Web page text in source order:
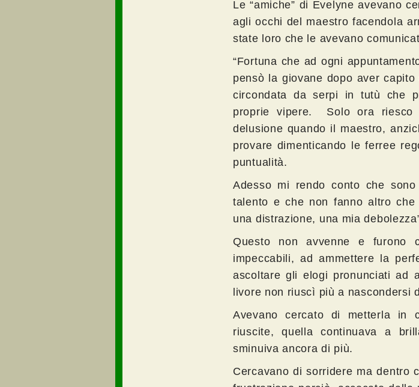
Le “amiche” di Evelyne avevano
agli occhi del maestro facendola
state loro che le avevano
“Fortuna che ad ogni
pensò la giovane dopo aver
circondata da serpi in tutù che
proprie vipere. Solo ora
delusione quando il maestro,
provare dimenticando le ferree
puntualità.
Adesso mi rendo conto che
talento e che non fanno altro
una distrazione, una mia
Questo non avvenne e furono
impeccabili, ad ammettere la
ascoltare gli elogi pronunciati
livore non riuscì più a nascondersi
Avevano cercato di metterla in
riuscite, quella continuava a
sminuiva ancora di più.
Cercavano di sorridere ma dentro